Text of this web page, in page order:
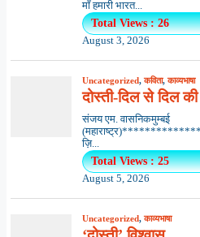
माँ हमारी भारत...
Total Views : 26
August 3, 2026
Uncategorized,कविता,काव्यभाषा
दोस्ती-दिल से दिल
संजय एम. वासनिकमुम्बई
ज़ि...
Total Views : 25
August 5, 2026
Uncategorized,काव्यभाषा